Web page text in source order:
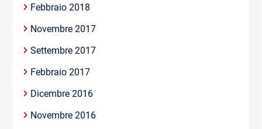
Febbraio 2018
Novembre 2017
Settembre 2017
Febbraio 2017
Dicembre 2016
Novembre 2016